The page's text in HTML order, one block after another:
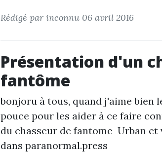
Rédigé par inconnu 06 avril 2016
Présentation d'un
fantôme
bonjoru à tous, quand j'aime bien
pouce pour les aider à ce faire
du chasseur de fantome Urban et
dans paranormal.press